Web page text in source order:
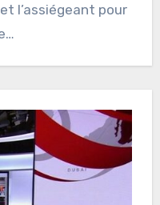
l’assiégeant pour